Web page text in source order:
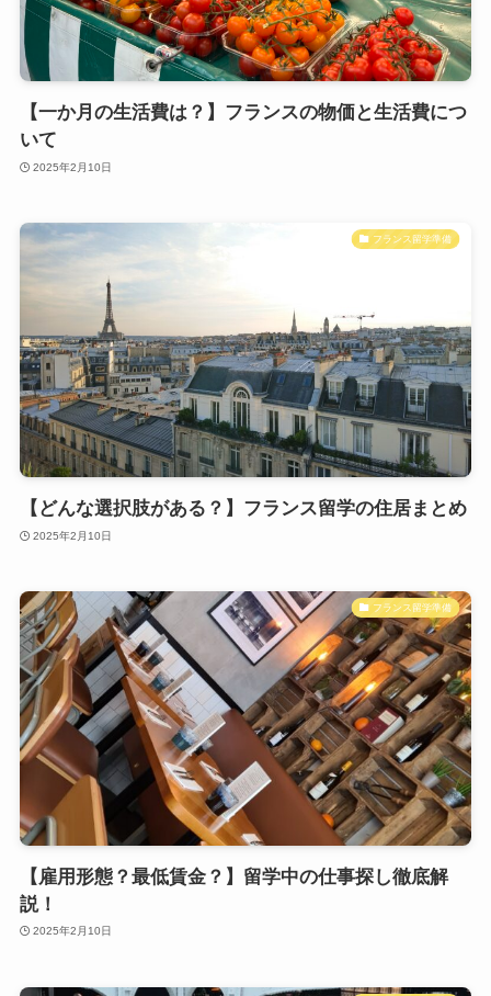
【一か月の生活費は？】フランスの物価と生活費につ
いて
2025年2月10日
フランス留学準備
【どんな選択肢がある？】フランス留学の住居まとめ
2025年2月10日
フランス留学準備
【雇用形態？最低賃金？】留学中の仕事探し徹底解
説！
2025年2月10日